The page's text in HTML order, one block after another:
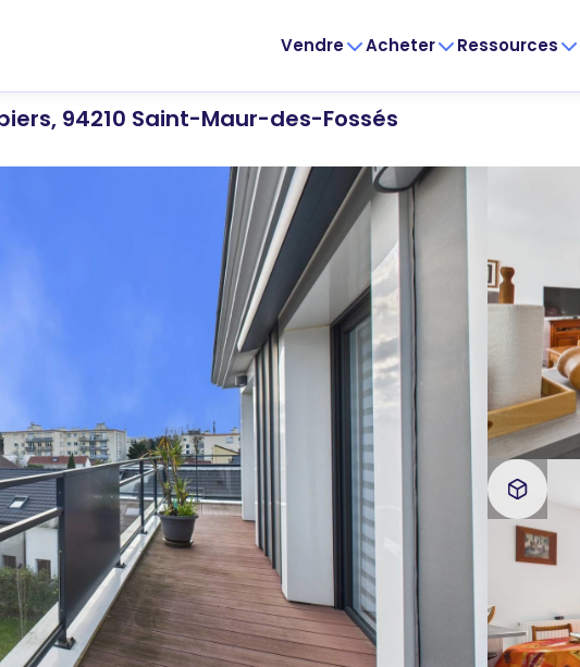
Vendre Acheter Ressources
94210 Saint-Maur-des-Fossés